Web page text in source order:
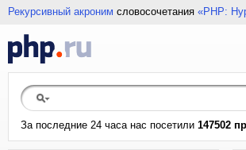
Рекурсивный акроним словосочетания «PHP:
За последние 24 часа нас посетили 147502